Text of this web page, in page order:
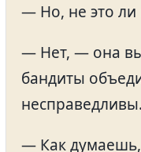
— Но, не это ли
— Нет, — она
бандиты
несправедливы.
— Как